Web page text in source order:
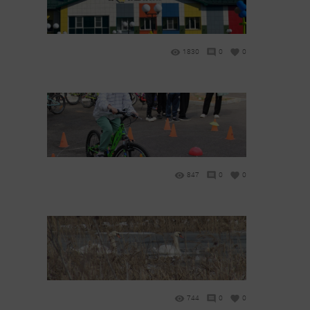
1830 0 0
847 0 0
744 0 0